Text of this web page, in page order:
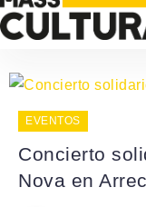
EVENTOS
Concierto
Nova en